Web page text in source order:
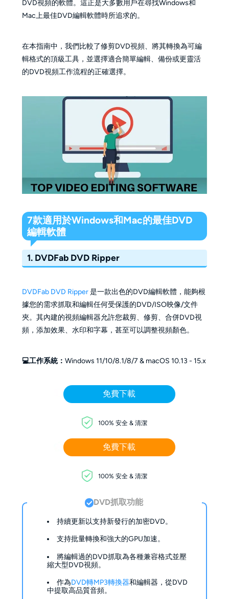
DVD視頻的軟體。這正是大多數用戶在尋找Windows和
Mac上最佳DVD編輯軟體時所追求的。
在本指南中，我們比較了修剪DVD視頻、將其轉換為可編
輯格式的頂級工具，並選擇適合簡單編輯、備份或更靈活
的DVD視頻工作流程的正確選擇。
7款適用於Windows和Mac的最佳DVD
編輯軟體
1. DVDFab DVD Ripper
DVDFab DVD Ripper是一款出色的DVD編輯軟體，能夠根
據您的需求抓取和編輯任何受保護的DVD/ISO映像/文件
夾。其內建的視頻編輯器允許您裁剪、修剪、合併DVD視
頻，添加效果、水印和字幕，甚至可以調整視頻顏色。
💻工作系統： Windows 11/10/8.1/8/7 & macOS 10.13 - 15.x
免費下載
100% 安全 & 清潔
免費下載
100% 安全 & 清潔
DVD抓取功能
持續更新以支持新發行的加密DVD。
支持批量轉換和強大的GPU加速。
將編輯過的DVD抓取為各種兼容格式並壓
縮大型DVD視頻。
作為DVD轉MP3轉換器和編輯器，從DVD
中提取高品質音頻。